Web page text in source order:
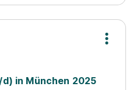
in München 2025